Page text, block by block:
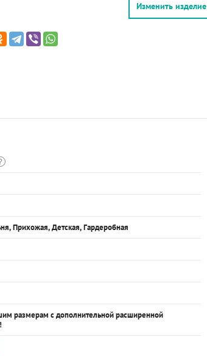
Изменить изделие
Прихожая, Детская, Гардеробная
размерам с дополнительной расширенной